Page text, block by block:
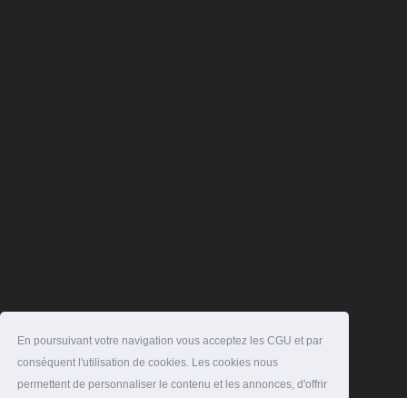
En poursuivant votre navigation vous acceptez les CGU et par
conséquent l'utilisation de cookies. Les cookies nous
permettent de personnaliser le contenu et les annonces, d'offrir